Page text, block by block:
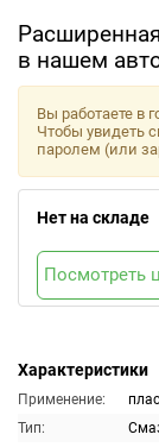
в нашем
Характеристики
Применение:
Тип:
Вы работаете в
Чтобы увидеть
паролем (или
Нет на складе
Посмотреть